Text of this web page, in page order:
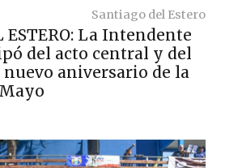
Santiago del Estero
ESTERO: La Intendente
del acto central y del
aniversario de la